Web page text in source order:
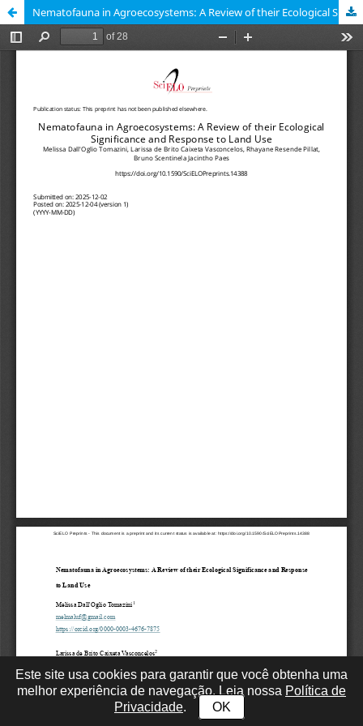
Nematofauna in Agroecosystems: A Review of their Ecological Significance and Response to Land Use
Este site usa cookies para garantir que você obtenha uma
melhor experiência de navegação. Leia nossa Política de
Privacidade. OK